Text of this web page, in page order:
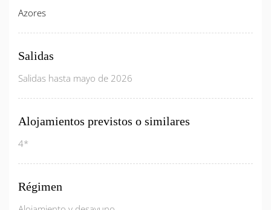
Azores
Salidas
Salidas hasta mayo de 2026
Alojamientos previstos o similares
4*
Régimen